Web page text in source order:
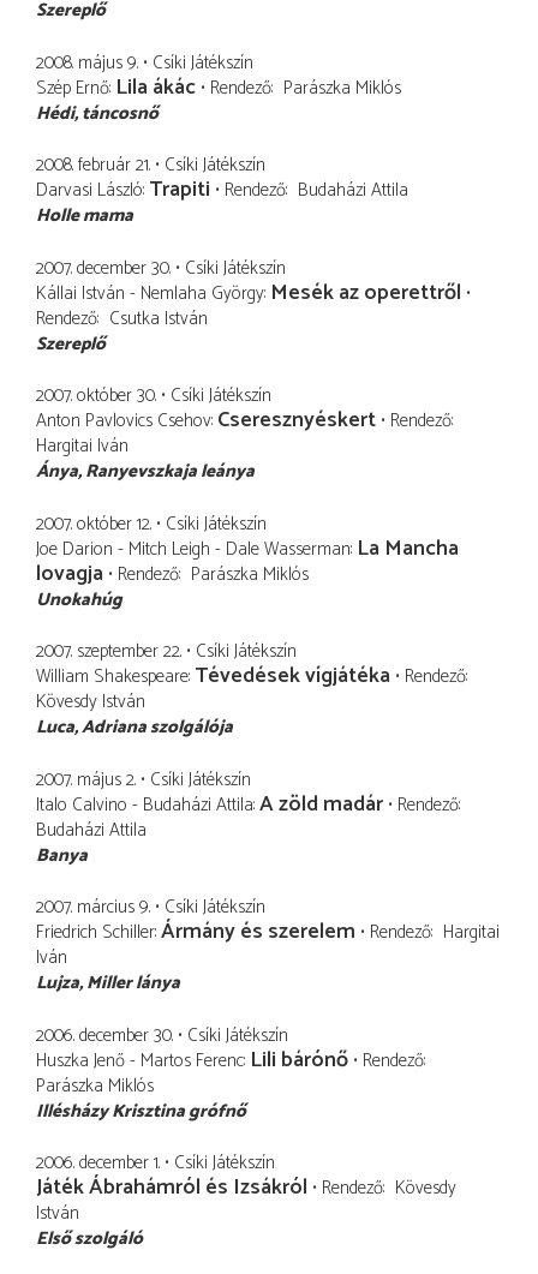
Szereplő
2008. május 9. Csíki Játékszín
Szép Ernő Lila ákác Rendező Parászka Miklós
Hédi táncosnő
2008. február 21. Csíki Játékszín
Darvasi László Trapiti Rendező Budaházi Attila
Holle mama
2007. december 30. Csíki Játékszín
Kállai István - Nemlaha György Mesék az operettről
Rendező Csutka István
Szereplő
2007. október 30. Csíki Játékszín
Anton Pavlovics Csehov Cseresznyéskert Rendező
Hargitai Iván
Ánya Ranyevszkaja leánya
2007. október 12. Csíki Játékszín
Joe Darion - Mitch Leigh - Dale Wasserman La Mancha
lovagja Rendező Parászka Miklós
Unokahúg
2007. szeptember 22. Csíki Játékszín
William Shakespeare Tévedések vígjátéka Rendező
Kövesdy István
Luca Adriana szolgálója
2007. május 2. Csíki Játékszín
Italo Calvino - Budaházi Attila A zöld madár Rendező
Budaházi Attila
Banya
2007. március 9. Csíki Játékszín
Friedrich Schiller Ármány és szerelem Rendező Hargitai
Iván
Lujza Miller lánya
2006. december 30. Csíki Játékszín
Huszka Jenő - Martos Ferenc Lili bárónő Rendező
Parászka Miklós
Illésházy Krisztina grófnő
2006. december 1. Csíki Játékszín
Játék Ábrahámról és Izsákról Rendező Kövesdy
István
Első szolgáló